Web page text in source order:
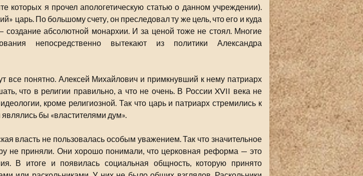
которых я прочел апологетическую статью о данном учреждении).
царь. По большому счету, он преследовал ту же цель, что его и куда
создание абсолютной монархии. И за ценой тоже не стоял. Многие
непосредственно вытекают из политики Александра
все понятно. Алексей Михайлович и примкнувший к нему патриарх
что в религии правильно, а что не очень. В России XVII века не
кроме религиозной. Так что царь и патриарх стремились к
бы «властителями дум».
власть не пользовалась особым уважением. Так что значительное
не приняли. Они хорошо понимали, что церковная реформа — это
В итоге и появилась социальная общность, которую принято